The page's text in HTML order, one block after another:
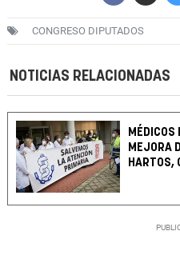
CONGRESO DIPUTADOS
NOTICIAS RELACIONADAS
MÉDICOS
MEJORA
HARTOS,